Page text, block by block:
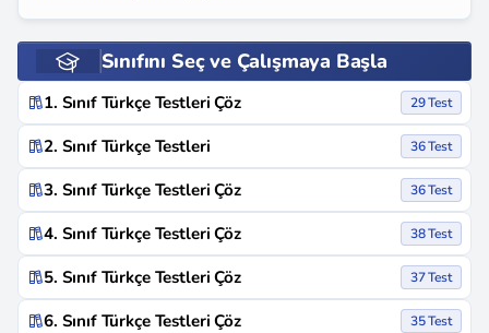
Sınıfını Seç ve Çalışmaya Başla
1. Sınıf Türkçe Testleri Çöz 29 Test
2. Sınıf Türkçe Testleri 36 Test
3. Sınıf Türkçe Testleri Çöz 36 Test
4. Sınıf Türkçe Testleri Çöz 38 Test
5. Sınıf Türkçe Testleri Çöz 37 Test
6. Sınıf Türkçe Testleri Çöz 35 Test